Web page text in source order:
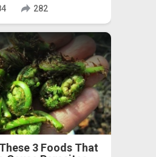
282
3 Foods That